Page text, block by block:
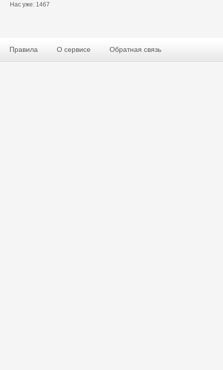
Нас уже: 1467
Правила О сервисе Обратная связь